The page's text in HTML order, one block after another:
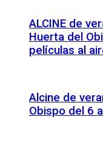
ALCINE de
Huerta del
películas al
Alcine de
Obispo del 6